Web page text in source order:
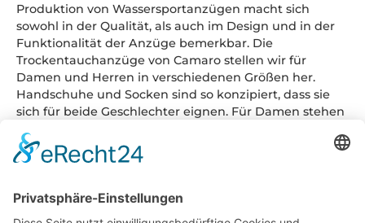
Produktion von Wassersportanzügen macht sich
sowohl in der Qualität, als auch im Design und in der
Funktionalität der Anzüge bemerkbar. Die
Trockentauchanzüge von Camaro stellen wir für
Damen und Herren in verschiedenen Größen her.
Handschuhe und Socken sind so konzipiert, dass sie
sich für beide Geschlechter eignen. Für Damen stehen
Stöbern Sie durch unseren Shop und kaufen Sie Ihren
neuen Trockentauchanzug – made in Austria –